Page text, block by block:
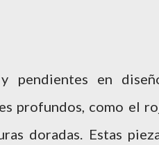
pendientes en
profundos, como el
doradas. Estas